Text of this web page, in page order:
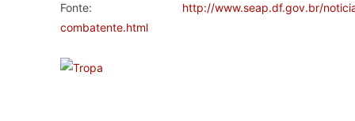
Fonte: http://www.seap.df.gov.br/
combatente.html